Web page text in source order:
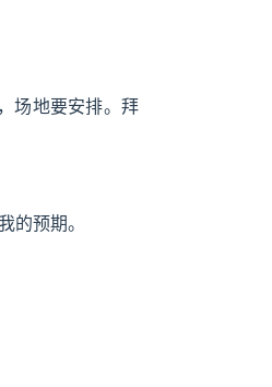
场地要安排。拜
预期。